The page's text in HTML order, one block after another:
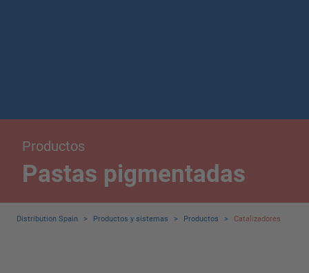
Productos
Pastas pigmentadas
Distribution Spain > Productos y sistemas > Productos > Catalizadores